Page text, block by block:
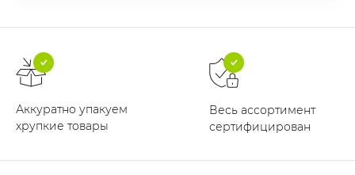
Аккуратно упакуем
хрупкие товары
Весь ассортимент
сертифицирован